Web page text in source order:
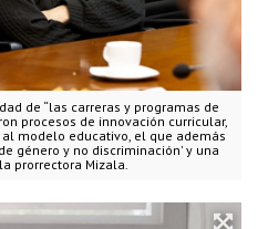
de “las carreras y programas de
procesos de innovación curricular,
modelo educativo, el que además
género y no discriminación' y una
prorrectora Mizala.